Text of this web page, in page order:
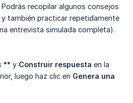
recopilar algunos consejos
también practicar repetidamente
entrevista simulada completa).
** y Construir respuesta en la
luego haz clic en Genera una